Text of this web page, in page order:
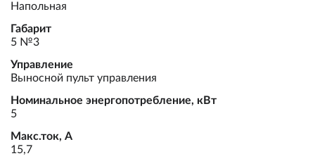
Напольная
Габарит
5 №3
Управление
Выносной пульт управления
Номинальное энергопотребление, кВт
5
Макс.ток, А
15,7